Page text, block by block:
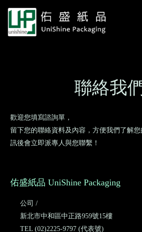
聯絡我們
歡迎您填寫諮詢單，
留下您的聯絡資料及內容，方便我們了解
訊後會立即派專人與您聯繫！
佑盛紙品 UniShine Packaging
公司 /
新北市中和區中正路959號15樓
TEL (02)2225-9797 (代表號)